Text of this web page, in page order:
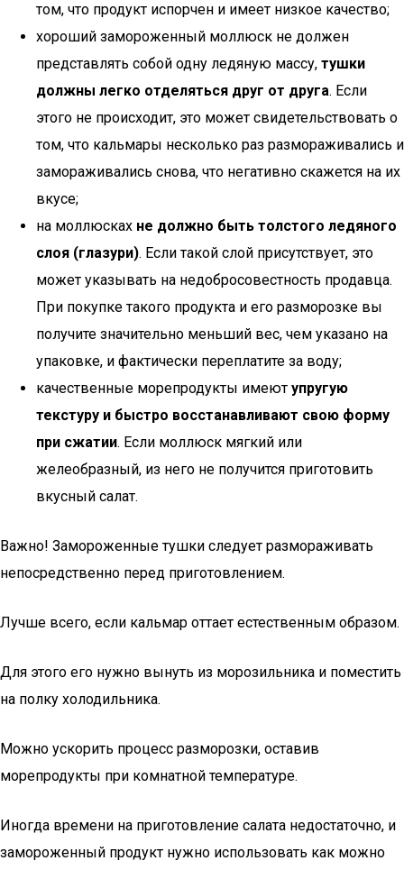
том, что продукт испорчен и имеет низкое качество;
хороший замороженный моллюск не должен
представлять собой одну ледяную массу, тушки
должны легко отделяться друг от друга. Если
этого не происходит, это может свидетельствовать о
том, что кальмары несколько раз размораживались и
замораживались снова, что негативно скажется на их
вкусе;
на моллюсках не должно быть толстого ледяного
слоя (глазури). Если такой слой присутствует, это
может указывать на недобросовестность продавца.
При покупке такого продукта и его разморозке вы
получите значительно меньший вес, чем указано на
упаковке, и фактически переплатите за воду;
качественные морепродукты имеют упругую
текстуру и быстро восстанавливают свою форму
при сжатии. Если моллюск мягкий или
желеобразный, из него не получится приготовить
вкусный салат.
Важно! Замороженные тушки следует размораживать
непосредственно перед приготовлением.
Лучше всего, если кальмар оттает естественным образом.
Для этого его нужно вынуть из морозильника и поместить
на полку холодильника.
Можно ускорить процесс разморозки, оставив
морепродукты при комнатной температуре.
Иногда времени на приготовление салата недостаточно, и
замороженный продукт нужно использовать как можно